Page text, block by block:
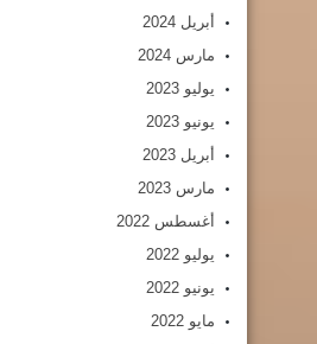
أبريل 2024
مارس 2024
يوليو 2023
يونيو 2023
أبريل 2023
مارس 2023
أغسطس 2022
يوليو 2022
يونيو 2022
مايو 2022